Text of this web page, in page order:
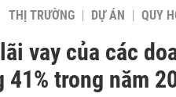
THỊ TRƯỜNG DỰ ÁN QUY
vay của các
41% trong năm